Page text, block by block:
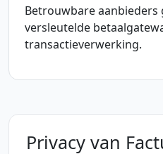
Betrouwbare
versleutelde
transactieverwerking.
Privacy van